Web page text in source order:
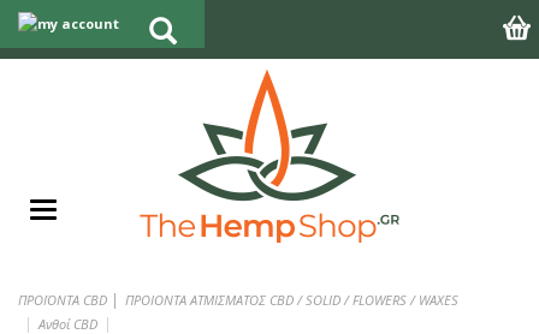
ΠΡΟΪΟΝΤΑ CBD | ΠΡΟΙΟΝΤΑ ΑΤΜΙΣΜΑΤΟΣ CBD / SOLID / FLOWERS / WAXES
Ανθοί CBD